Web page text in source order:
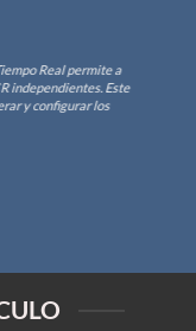
Real permite a
independientes. Este
y configurar los